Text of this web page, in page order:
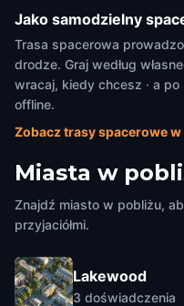
Jako samodzielny
Trasa spacerowa
drodze. Graj według
wracaj, kiedy chcesz · a po
offline.
Zobacz trasy spacerowe w
Miasta w
Znajdź miasto w pobliżu,
przyjaciółmi.
Lakewood
3 doświadczenia